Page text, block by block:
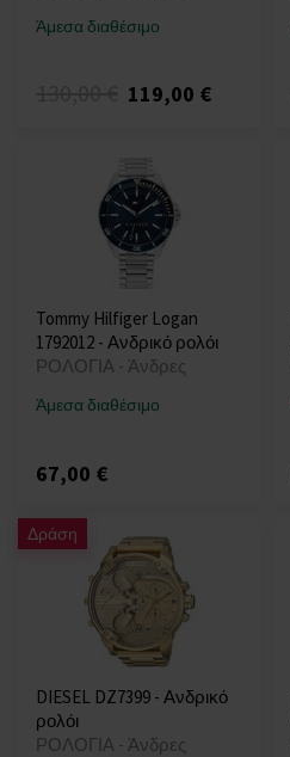
Άμεσα διαθέσιμο
119,00 €
Tommy Hilfiger Logan
1792012 - Ανδρικό ρολόι
ΡΟΛΟΓΙΑ - Άνδρες
Άμεσα διαθέσιμο
67,00 €
Δράση
DIESEL DZ7399 - Ανδρικό
ρολόι
ΡΟΛΟΓΙΑ - Άνδρες